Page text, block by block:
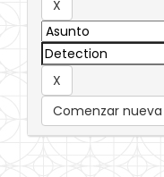
Comenzar